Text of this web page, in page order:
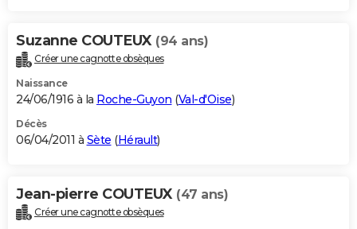
Suzanne COUTEUX (94 ans)
Créer une cagnotte obsèques
Naissance
24/06/1916 à la Roche-Guyon (Val-d'Oise)
Décès
06/04/2011 à Sète (Hérault)
Jean-pierre COUTEUX (47 ans)
Créer une cagnotte obsèques